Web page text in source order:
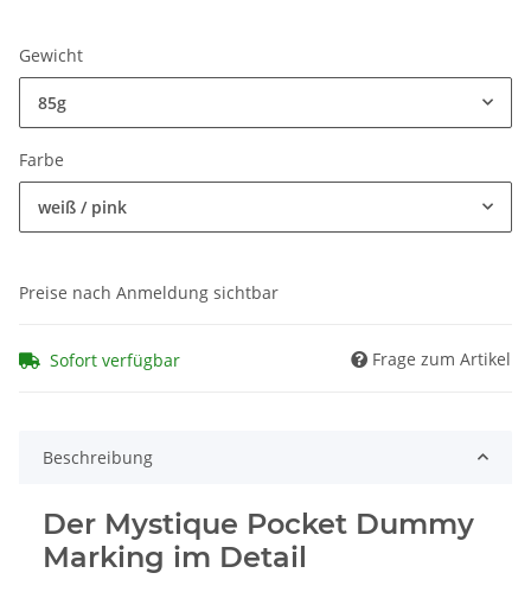
Gewicht
85g
Farbe
weiß / pink
Preise nach Anmeldung sichtbar
Sofort verfügbar Frage zum Artikel
Beschreibung
Der Mystique Pocket Dummy
Marking im Detail